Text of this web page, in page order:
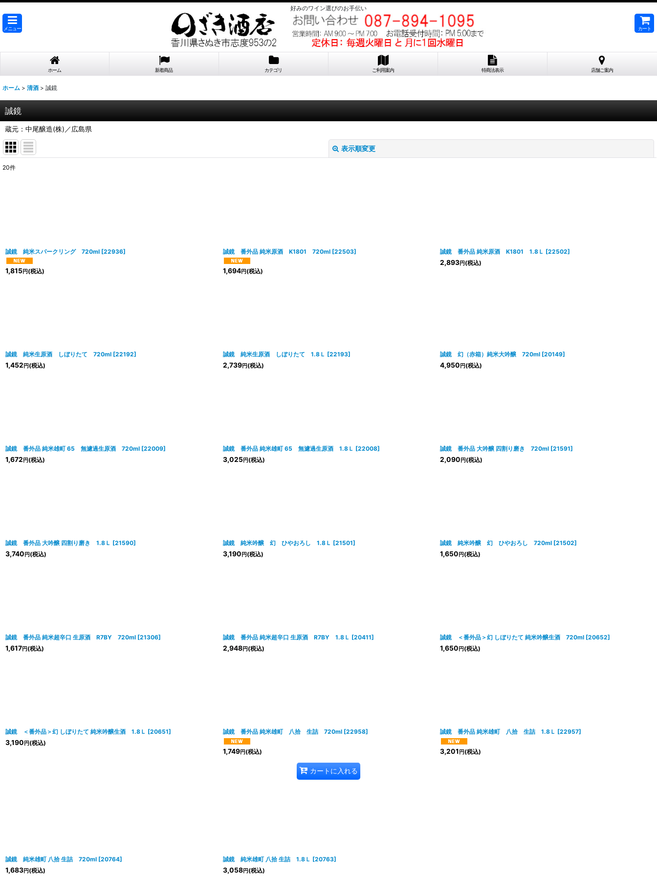
好みのワイン選びのお手伝い
メニュー カート
ホーム 新着商品 カテゴリ ご利用案内 特商法表示 店舗ご案内
ホーム > 清酒 > 誠鏡
誠鏡
蔵元：中尾醸造(株)／広島県
表示順変更
絞り込む
20件
誠鏡 純米スパークリング 720ml [22936]
1,815円 (税込)
誠鏡 番外品 純米原酒 K1801 720ml [22503]
1,694円(税込)
誠鏡 番外品 純米原酒 K1801 1.8Ｌ [22502]
2,893円 (税込)
誠鏡 純米生原酒 しぼりたて 720ml [22192]
1,452 円 (税込)
誠鏡 純米生原酒 しぼりたて 1.8Ｌ [22193]
2,739円(税込)
誠鏡 幻（赤箱）純米大吟醸 720ml [20149]
4,950 円 (税込)
誠鏡 番外品 純米雄町 65 無濾過生原酒 720ml [22009]
1,672 円 (税込)
誠鏡 番外品 純米雄町 65 無濾過生原酒 1.8Ｌ [22008]
3,025円(税込)
誠鏡 番外品 大吟醸 四割り磨き 720ml [21591]
2,090 円 (税込)
誠鏡 番外品 大吟醸 四割り磨き 1.8Ｌ [21590]
3,740 円 (税込)
誠鏡 純米吟醸 幻 ひやおろし 1.8Ｌ [21501]
3,190 円(税込)
誠鏡 純米吟醸 幻 ひやおろし 720ml [21502]
1,650 円 (税込)
誠鏡 番外品 純米超辛口 生原酒 R7BY 720ml [21306]
1,617円 (税込)
誠鏡 番外品 純米超辛口 生原酒 R7BY 1.8Ｌ [20411]
2,948円(税込)
誠鏡 ＜番外品＞幻 しぼりたて 純米吟醸生酒 720ml [20652]
1,650 円 (税込)
誠鏡 ＜番外品＞幻 しぼりたて 純米吟醸生酒 1.8Ｌ [20651]
3,190 円 (税込)
誠鏡 番外品 純米雄町 八拾 生詰 720ml [22958]
1,749円(税込)
カートに入れる
誠鏡 番外品 純米雄町 八拾 生詰 1.8Ｌ [22957]
3,201 円 (税込)
誠鏡 純米雄町 八拾 生詰 720ml [20764]
1,683円 (税込)
誠鏡 純米雄町 八拾 生詰 1.8Ｌ [20763]
3,058円(税込)